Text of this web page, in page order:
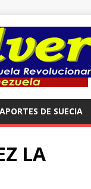
APORTES DE SUECIA
LA